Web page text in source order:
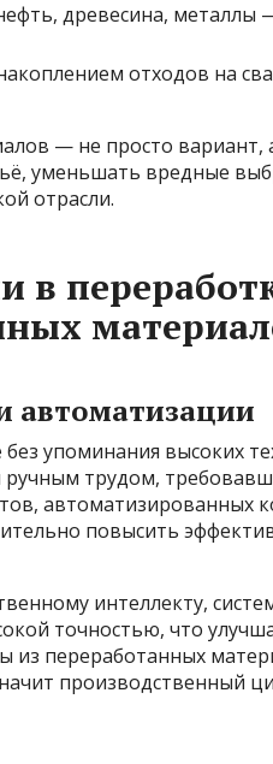
древесина, металлы
отходов на
— не просто вариант,
уменьшать вредные
отрасли.
в
автоматизации
упоминания высоких
трудом,
автоматизированных
повысить
интеллекту,
точностью, что
из переработанных
производственный